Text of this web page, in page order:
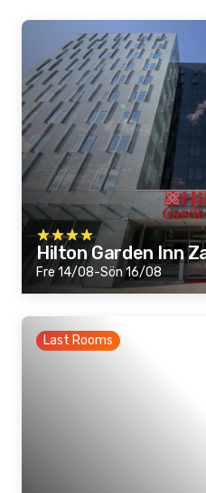
Hilton Garden Inn
Fre 14/08-Sön 16/08
Last Rooms